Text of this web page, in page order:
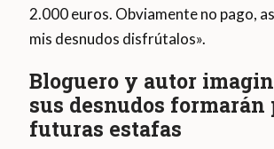
2.000 euros. Obviamente no pago,
mis desnudos disfrútalos».
Bloguero y autor
sus desnudos formarán
futuras estafas